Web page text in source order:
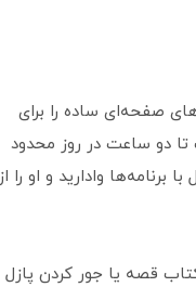
صفحه‌ای ساده را برای
تا دو ساعت در روز محدود
وادارید و او را از
قصه یا جور کردن پازل